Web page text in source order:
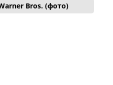
Bros. (фото)